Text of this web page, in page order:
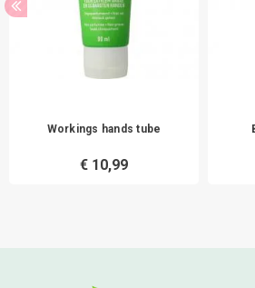
Workings hands tube
€ 10,99